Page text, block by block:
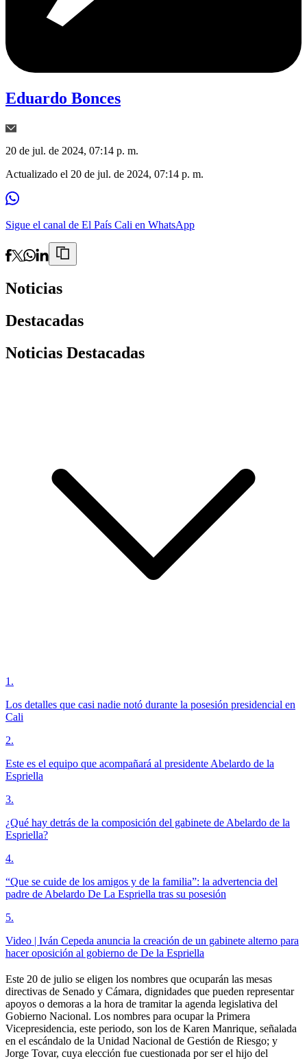
Eduardo Bonces
20 de jul. de 2024, 07:14 p. m.
Actualizado el 20 de jul. de 2024, 07:14 p. m.
Sigue el canal de El País Cali en WhatsApp
Noticias
Destacadas
Noticias Destacadas
1 .
Los detalles que casi nadie notó durante la posesión presidencial en
Cali
2.
Este es el equipo que acompañará al presidente Abelardo de la
Espriella
3.
¿Qué hay detrás de la composición del gabinete de Abelardo de la
Espriella?
4.
“Que se cuide de los amigos y de la familia”: la advertencia del
padre de Abelardo De La Espriella tras su posesión
5.
Video | Iván Cepeda anuncia la creación de un gabinete alterno para
hacer oposición al gobierno de De la Espriella
Este 20 de julio se eligen los nombres que ocuparán las mesas
directivas de Senado y Cámara, dignidades que pueden representar
apoyos o demoras a la hora de tramitar la agenda legislativa del
Gobierno Nacional. Los nombres para ocupar la Primera
Vicepresidencia, este periodo, son los de Karen Manrique, señalada
en el escándalo de la Unidad Nacional de Gestión de Riesgo; y
Jorge Tovar, cuya elección fue cuestionada por ser el hijo del